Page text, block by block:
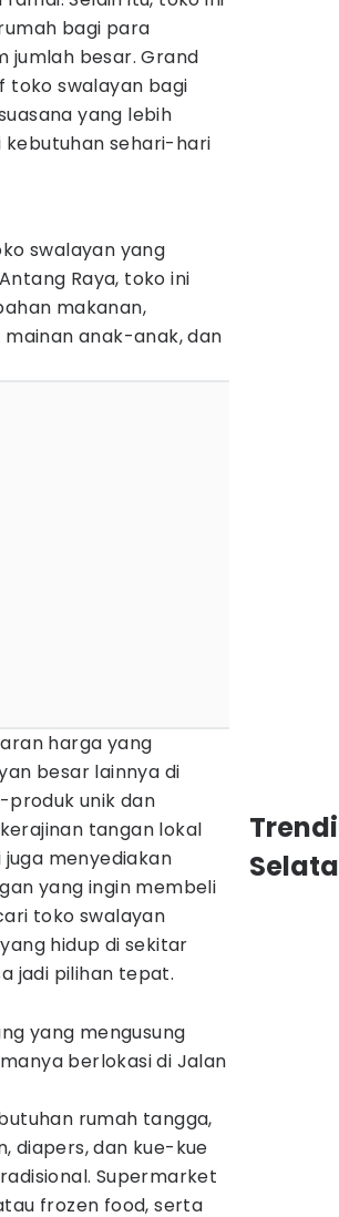
bagi para
jumlah besar. Grand
toko swalayan bagi
yang lebih
sehari-hari
swalayan yang
Raya, toko ini
makanan,
anak-anak, dan
harga yang
besar lainnya di
produk unik dan
tangan lokal
juga menyediakan
yang ingin membeli
toko swalayan
hidup di sekitar
jadi pilihan tepat.
yang mengusung
berlokasi di Jalan
rumah tangga,
diapers, dan kue-kue
Supermarket
frozen food, serta